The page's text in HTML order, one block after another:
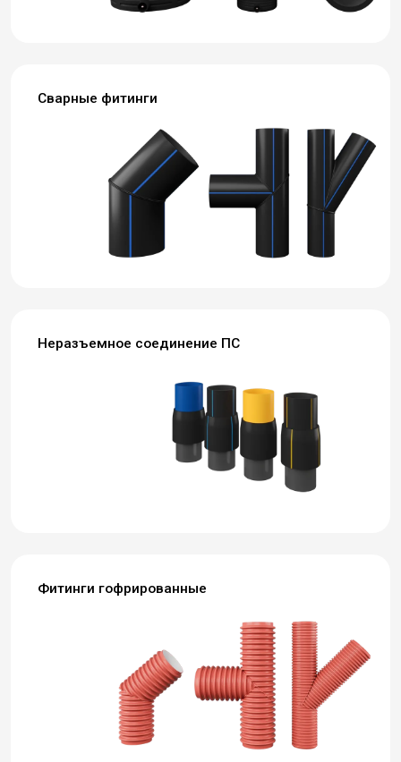
Сварные фитинги
Неразъемное соединение ПС
Фитинги гофрированные